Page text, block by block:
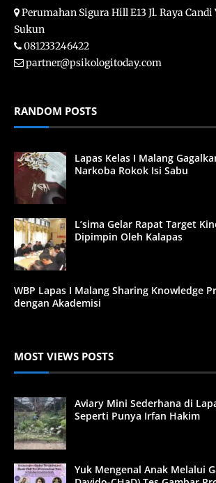
Perumahan Sigura Hill E13 Jl. Raya
Sukun
081233246422
partner@psikologitoday.com
RANDOM POSTS
Lapas Kelas I Malang
Narkoba Rokok Isi Sabu
L’sima Gelar Rapat Target
Dipimpin Oleh Kalapas
WBP Lapas I Malang Sharing Knowledge
dengan Akademisi
MOST VIEWS POSTS
Aviary Mini Sederhana di
Seperti Punya Irfan Hakim
Yuk Mengenal Anak Melalui